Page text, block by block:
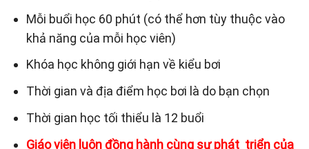
Mỗi buổi học 60 phút (có thể hơn tùy thuộc vào
khả năng của mỗi học viên)
Khóa học không giới hạn về kiểu bơi
Thời gian và địa điểm học bơi là do bạn chọn
Thời gian học tối thiểu là 12 buổi
Giáo viên luôn đồng hành cùng sự phát triển của